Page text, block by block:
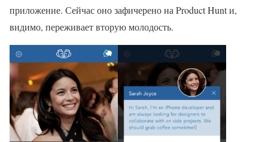
приложение. Сейчас оно зафичерено на Product Hunt и,
видимо, переживает вторую молодость.